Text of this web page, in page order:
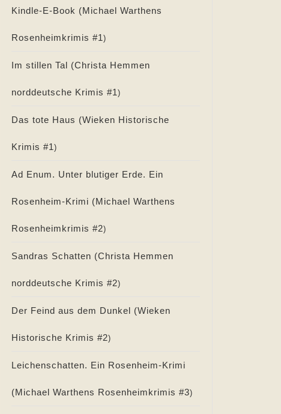
Kindle-E-Book (Michael Warthens
Rosenheimkrimis #1)
Im stillen Tal (Christa Hemmen
norddeutsche Krimis #1)
Das tote Haus (Wieken Historische
Krimis #1)
Ad Enum. Unter blutiger Erde. Ein
Rosenheim-Krimi (Michael Warthens
Rosenheimkrimis #2)
Sandras Schatten (Christa Hemmen
norddeutsche Krimis #2)
Der Feind aus dem Dunkel (Wieken
Historische Krimis #2)
Leichenschatten. Ein Rosenheim-Krimi
(Michael Warthens Rosenheimkrimis #3)